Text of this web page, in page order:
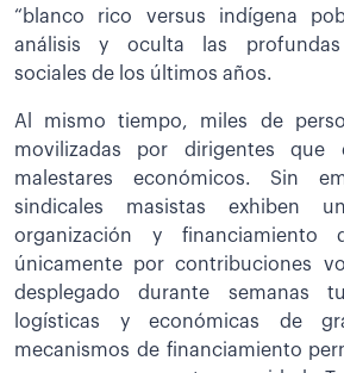
“blanco rico versus indígena
análisis y oculta las profundas
sociales de los últimos años.
Al mismo tiempo, miles de
movilizadas por dirigentes que
malestares económicos. Sin
sindicales masistas exhiben
organización y financiamiento
únicamente por contribuciones
desplegado durante semanas
logísticas y económicas de
mecanismos de financiamiento